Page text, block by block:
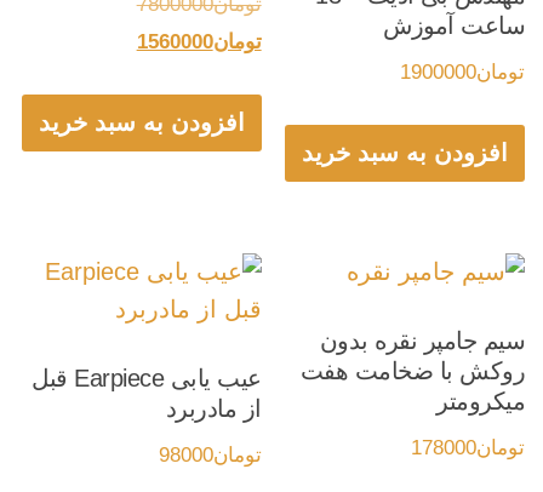
ساعت آموزش
تومان1900000
افزودن به سبد خرید
بود.
تومان1560000
تومان1560000.
افزودن به سبد خرید
سیم جامپر نقره بدون
روکش با ضخامت هفت
میکرومتر
تومان178000
عیب یابی Earpiece قبل
از مادربرد
تومان98000